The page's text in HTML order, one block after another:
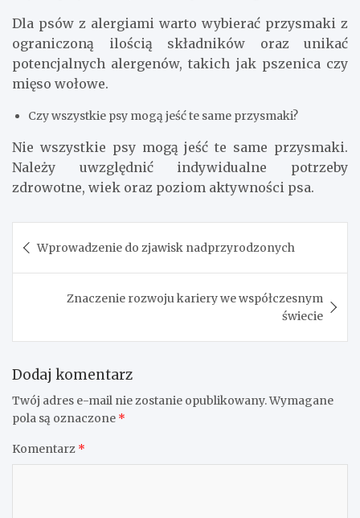
Dla psów z alergiami warto wybierać przysmaki z
ograniczoną ilością składników oraz unikać
potencjalnych alergenów, takich jak pszenica czy
mięso wołowe.
Czy wszystkie psy mogą jeść te same przysmaki?
Nie wszystkie psy mogą jeść te same przysmaki.
Należy uwzględnić indywidualne potrzeby
zdrowotne, wiek oraz poziom aktywności psa.
wpisu
Wprowadzenie do zjawisk nadprzyrodzonych
Znaczenie rozwoju kariery we współczesnym
świecie
Dodaj komentarz
Twój adres e-mail nie zostanie opublikowany.Wymagane
pola są oznaczone *
Komentarz *